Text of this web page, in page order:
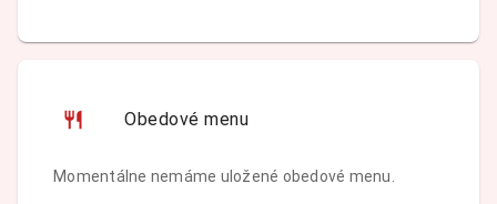
Obedové menu
Momentálne nemáme uložené obedové menu.